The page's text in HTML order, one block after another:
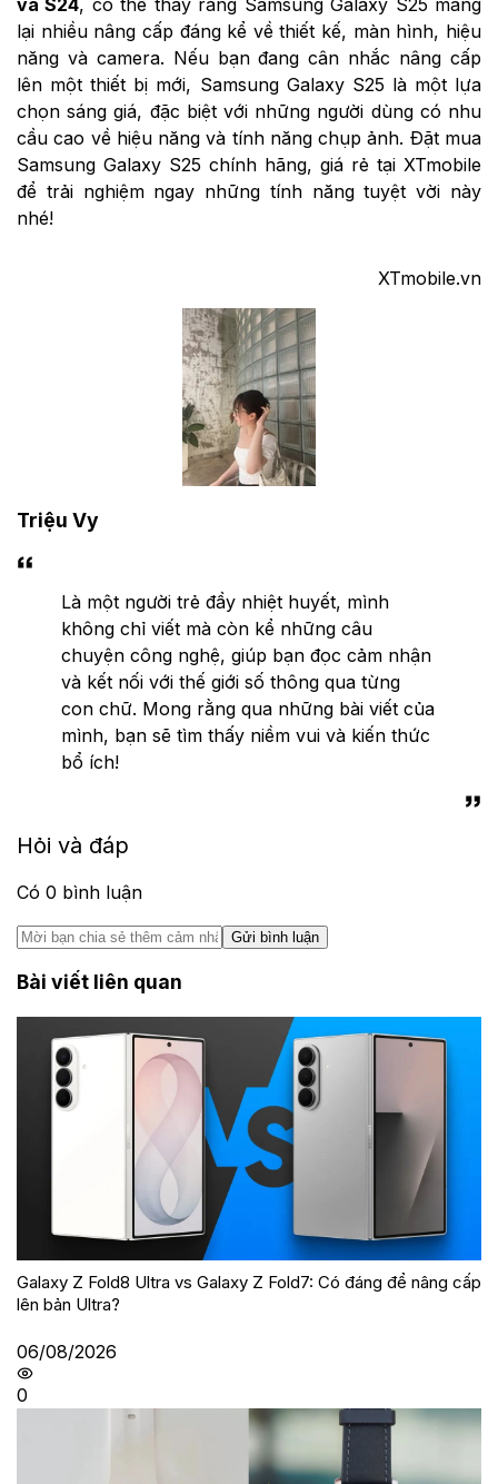
lại nhiều nâng cấp đáng kể về thiết kế, màn hình, hiệu
năng và camera. Nếu bạn đang cân nhắc nâng cấp
lên một thiết bị mới, Samsung Galaxy S25 là một lựa
chọn sáng giá, đặc biệt với những người dùng có nhu
cầu cao về hiệu năng và tính năng chụp ảnh. Đặt mua
Samsung Galaxy S25 chính hãng, giá rẻ tại XTmobile
để trải nghiệm ngay những tính năng tuyệt vời này
nhé!
XTmobile.vn
Triệu Vy
Là một người trẻ đầy nhiệt huyết, mình
không chỉ viết mà còn kể những câu
chuyện công nghệ, giúp bạn đọc cảm nhận
và kết nối với thế giới số thông qua từng
con chữ. Mong rằng qua những bài viết của
mình, bạn sẽ tìm thấy niềm vui và kiến thức
bổ ích!
Hỏi và đáp
Có 0 bình luận
Gửi bình luận
Bài viết liên quan
Galaxy Z Fold8 Ultra vs Galaxy Z Fold7: Có đáng để nâng cấp
lên bản Ultra?
06/08/2026
0